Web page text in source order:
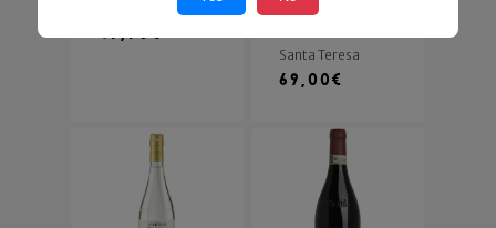
49,90€
Santa Teresa
69,00€